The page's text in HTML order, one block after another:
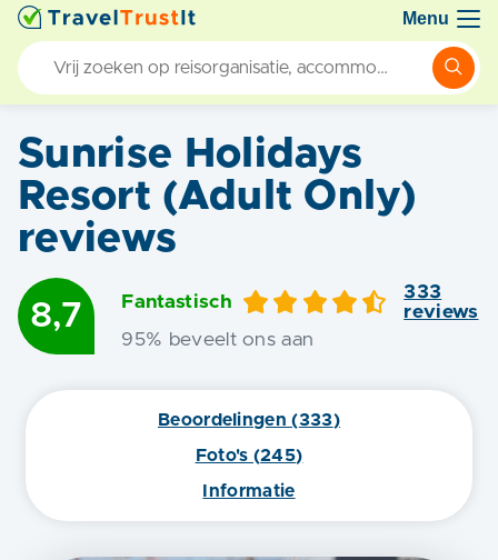
Menu
Sunrise Holidays
Resort (Adult Only)
reviews
8,7 Fantastisch
333
reviews
95% beveelt ons aan
Beoordelingen (333)
Foto's (245)
Informatie